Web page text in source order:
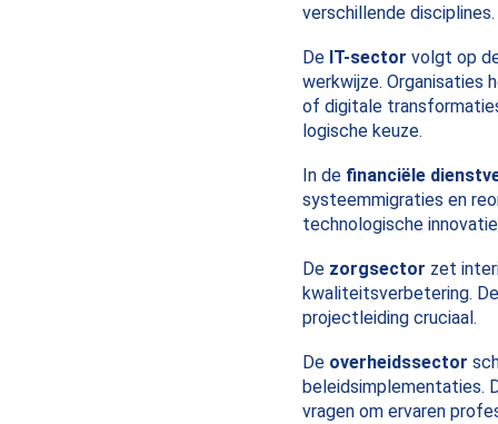
verschillende disciplines.
De IT-sector volgt op
werkwijze. Organisaties
of digitale
logische keuze.
In de financiële
systeemmigraties en
technologische
De zorgsector zet
kwaliteitsverbetering.
projectleiding cruciaal.
De overheidssector
beleidsimplementaties.
vragen om ervaren